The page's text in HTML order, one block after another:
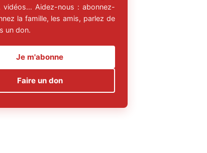
vidéos… Aidez-nous : abonnez-
la famille, les amis, parlez de
un don.
Je m'abonne
Faire un don